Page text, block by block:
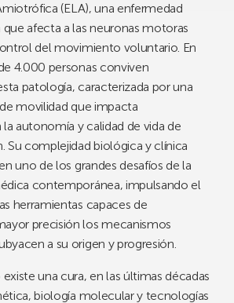
(ELA), una enfermedad
afecta a las neuronas motoras
del movimiento voluntario. En
4.000 personas conviven
patología, caracterizada por una
movilidad que impacta
autonomía y calidad de vida de
Su complejidad biológica y clínica
uno de los grandes desafíos de la
contemporánea, impulsando el
herramientas capaces de
precisión los mecanismos
a su origen y progresión.
una cura, en las últimas décadas
biología molecular y tecnologías